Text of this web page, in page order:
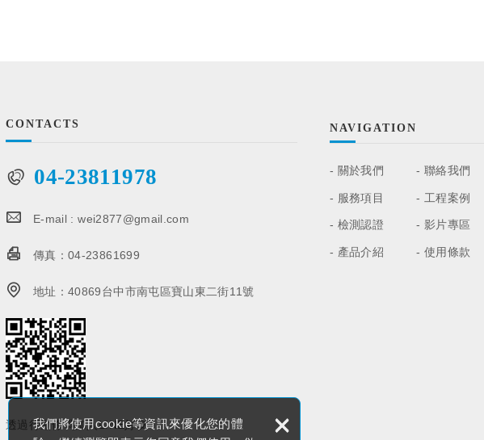
我們將使用cookie等資訊來優化您的體
×
CONTACTS
04-23811978
E-mail :wei2877@gmail.com
傳真：04-23861699
地址：40869台中市南屯區寶山東二街11號
透過行動條碼加入LINE好友
NAVIGATION
關於我們
服務項目
檢測認證
產品介紹
聯絡我們
工程案例
影片專區
使用條款